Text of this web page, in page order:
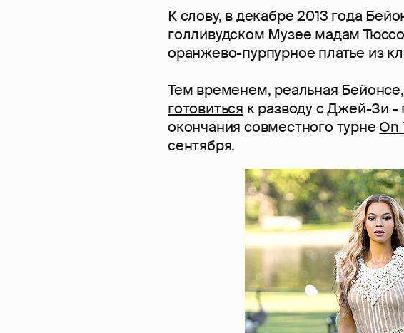
К слову, в декабре 2013 года
голливудском Музее мадам
оранжево-пурпурное платье из
Тем временем, реальная
готовиться к разводу с Джей-Зи -
окончания совместного турне On
сентября.